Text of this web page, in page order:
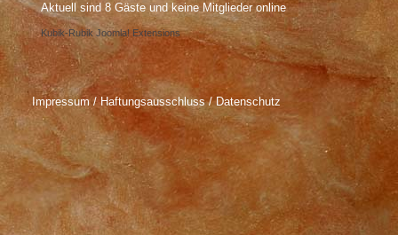
Aktuell sind 8 Gäste und keine Mitglieder online
Kubik-Rubik Joomla! Extensions
Impressum / Haftungsausschluss / Datenschutz